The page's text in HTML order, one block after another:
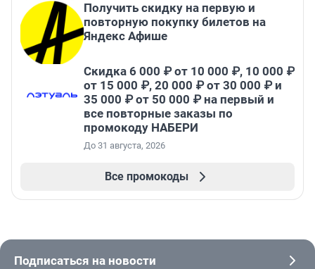
Получить скидку на первую и
повторную покупку билетов на
Яндекс Афише
Скидка 6 000 ₽ от 10 000 ₽, 10 000 ₽
от 15 000 ₽, 20 000 ₽ от 30 000 ₽ и
35 000 ₽ от 50 000 ₽ на первый и
все повторные заказы по
промокоду НАБЕРИ
До 31 августа, 2026
Все промокоды
Подписаться на новости